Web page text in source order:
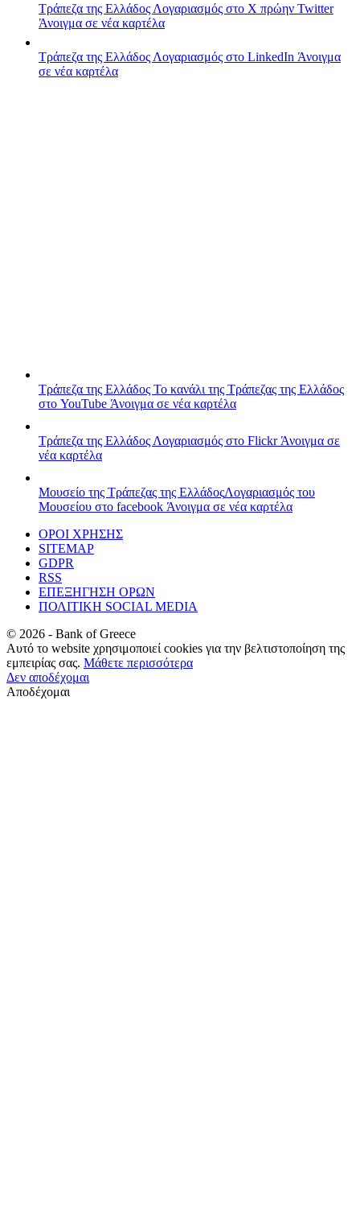
Τράπεζα της Ελλάδος Λογαριασμός στο X πρώην Twitter
Άνοιγμα σε νέα καρτέλα
Τράπεζα της Ελλάδος Λογαριασμός στο LinkedIn Άνοιγμα
σε νέα καρτέλα
Τράπεζα της Ελλάδος Το κανάλι της Τράπεζας της Ελλάδος
στο YouTube Άνοιγμα σε νέα καρτέλα
Τράπεζα της Ελλάδος Λογαριασμός στο FlickrΆνοιγμα σε
νέα καρτέλα
Μουσείο της Τράπεζας της ΕλλάδοςΛογαριασμός του
Μουσείου στο facebook Άνοιγμα σε νέα καρτέλα
ΟΡΟΙ ΧΡΗΣΗΣ
SITEMAP
GDPR
RSS
ΕΠΕΞΗΓΗΣΗ ΟΡΩΝ
ΠΟΛΙΤΙΚΗ SOCIAL MEDIA
© 2026 - Bank of Greece
Αυτό το website χρησιμοποιεί cookies για την βελτιστοποίηση της
εμπειρίας σας. Μάθετε περισσότερα
Δεν αποδέχομαι
Αποδέχομαι